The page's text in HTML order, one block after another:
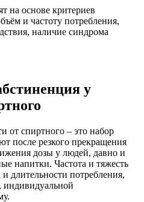
на основе критериев
и частоту потребления,
наличие синдрома
у
от спиртного – это набор
после резкого прекращения
дозы у людей, давно и
напитки. Частота и тяжесть
длительности потребления,
индивидуальной